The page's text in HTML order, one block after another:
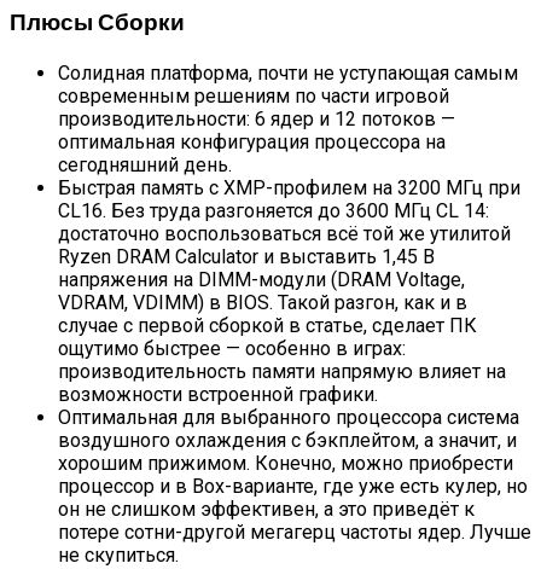
Плюсы Сборки
Солидная платформа, почти не уступающая самым
современным решениям по части игровой
производительности: 6 ядер и 12 потоков —
оптимальная конфигурация процессора на
сегодняшний день.
Быстрая память с XMP-профилем на 3200 МГц при
CL16. Без труда разгоняется до 3600 МГц CL 14:
достаточно воспользоваться всё той же утилитой
Ryzen DRAM Calculator и выставить 1,45 В
напряжения на DIMM-модули (DRAM Voltage,
VDRAM, VDIMM) в BIOS. Такой разгон, как и в
случае с первой сборкой в статье, сделает ПК
ощутимо быстрее — особенно в играх:
производительность памяти напрямую влияет на
возможности встроенной графики.
Оптимальная для выбранного процессора система
воздушного охлаждения с бэкплейтом, а значит, и
хорошим прижимом. Конечно, можно приобрести
процессор и в Box-варианте, где уже есть кулер, но
он не слишком эффективен, а это приведёт к
потере сотни-другой мегагерц частоты ядер. Лучше
не скупиться.